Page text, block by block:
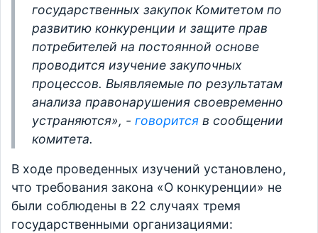
государственных закупок Комитетом по
развитию конкуренции и защите прав
потребителей на постоянной основе
проводится изучение закупочных
процессов. Выявляемые по результатам
анализа правонарушения своевременно
устраняются», - говорится в сообщении
комитета.
В ходе проведенных изучений установлено,
что требования закона «О конкуренции» не
были соблюдены в 22 случаях тремя
государственными организациями: